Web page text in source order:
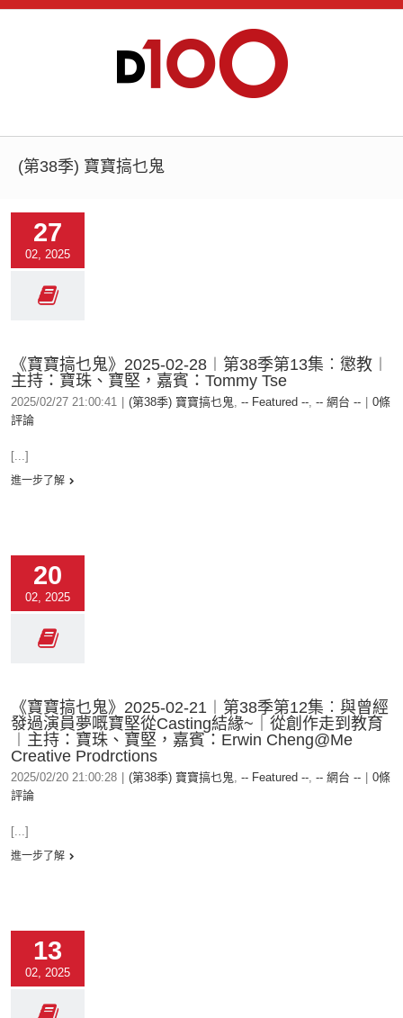
(第38季) 寶寶搞乜鬼
27
02, 2025
《寶寶搞乜鬼》2025-02-28︱第38季第13集︰懲教︱
主持：寶珠、寶堅，嘉賓：Tommy Tse
2025/02/27 21:00:41 (第38季) 寶寶搞乜鬼, -- Featured --, -- 網台 --
0條
評論
[...]
進一步了解
20
02, 2025
《寶寶搞乜鬼》2025-02-21︱第38季第12集︰與曾經
發過演員夢嘅寶堅從Casting結緣~｜從創作走到教育
︱主持：寶珠、寶堅，嘉賓：Erwin Cheng@Me
Creative Prodrctions
2025/02/20 21:00:28 (第38季) 寶寶搞乜鬼, -- Featured --, -- 網台 --
0條
評論
[...]
進一步了解
13
02, 2025